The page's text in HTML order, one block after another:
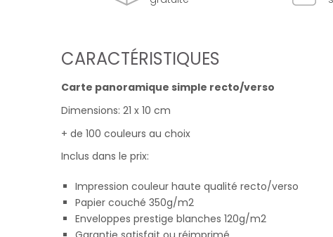
CARACTÉRISTIQUES
Carte panoramique simple recto/verso
Dimensions: 21 x 10 cm
+ de 100 couleurs au choix
Inclus dans le prix:
Impression couleur haute qualité recto/verso
Papier couché 350g/m2
Enveloppes prestige blanches 120g/m2